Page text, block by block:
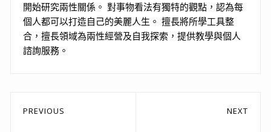
開始研究兩性關係。 對事物看法有獨特的觀點，認為每
個人都可以打造自己的美麗人生。 擅長將所學工具整
合，擅長領域為兩性經營及自我探索，提供教學與個人
諮詢服務。
文
PREVIOUS NEXT